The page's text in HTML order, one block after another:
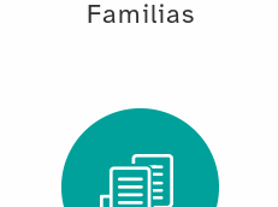
Familias